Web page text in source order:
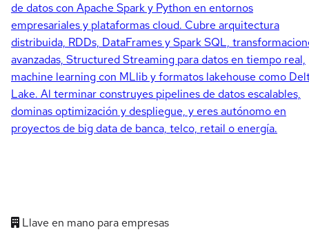
de datos con Apache Spark y Python en entornos
empresariales y plataformas cloud. Cubre arquitectura
distribuida, RDDs, DataFrames y Spark SQL,
avanzadas, Structured Streaming para datos en tiempo real,
machine learning con MLlib y formatos lakehouse como
Lake. Al terminar construyes pipelines de datos escalables,
dominas optimización y despliegue, y eres autónomo en
proyectos de big data de banca, telco, retail o energía.
Llave en mano para empresas